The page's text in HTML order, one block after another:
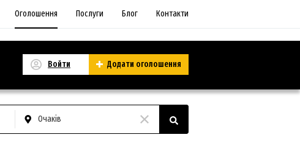
Оголошення Послуги Блог Контакти
Войти Додати оголошення
Очаків